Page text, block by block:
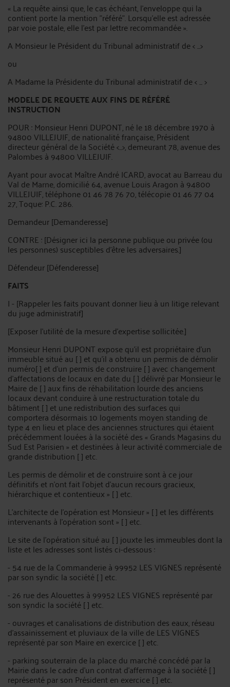
« La requête ainsi que, le cas échéant, l'enveloppe qui la
contient porte la mention "référé". Lorsqu'elle est adressée
par voie postale, elle l'est par lettre recommandée ».
A Monsieur le Président du Tribunal administratif de < ...>
ou
A Madame la Présidente du Tribunal administratif de < ... >
MODELE DE REQUETE AUX FINS DE RÉFÉRÉ
INSTRUCTION
POUR : Monsieur Henri DUPONT, né le 18 décembre 1970 à
94800 VILLEJUIF, de nationalité française, Président
directeur général de la Société <...>, demeurant 78, avenue des
Palombes à 94800 VILLEJUIF.
Ayant pour avocat Maître André ICARD, avocat au Barreau du
Val de Marne, domicilié 64, avenue Louis Aragon à 94800
VILLEJUIF, téléphone 01 46 78 76 70, télécopie 01 46 77 04
27, Toque: P.C. 286.
Demandeur [Demanderesse]
CONTRE : [Désigner ici la personne publique ou privée (ou
les personnes) susceptibles d'être les adversaires.]
Défendeur [Défenderesse]
FAITS
I - [Rappeler les faits pouvant donner lieu à un litige relevant
du juge administratif]
[Exposer l'utilité de la mesure d'expertise sollicitée.]
Monsieur Henri DUPONT expose qu'il est propriétaire d'un
immeuble situé au [ ] et qu'il a obtenu un permis de démolir
numéro[ ] et d'un permis de construire [ ] avec changement
d'affectations de locaux en date du [ ] délivré par Monsieur le
Maire de [ ] aux fins de réhabilitation lourde des anciens
locaux devant conduire à une restructuration totale du
bâtiment [ ] et une redistribution des surfaces qui
comportera désormais 10 logements moyen standing de
type 4 en lieu et place des anciennes structures qui étaient
précédemment louées à la société des « Grands Magasins du
Sud Est Parisien » et destinées à leur activité commerciale de
grande distribution [ ] etc.
Les permis de démolir et de construire sont à ce jour
définitifs et n'ont fait l'objet d'aucun recours gracieux,
hiérarchique et contentieux » [ ] etc.
L'architecte de l'opération est Monsieur » [ ] et les différents
intervenants à l'opération sont » [ ] etc.
Le site de l'opération situé au [ ] jouxte les immeubles dont la
liste et les adresses sont listés ci-dessous :
- 54 rue de la Commanderie à 99952 LES VIGNES représenté
par son syndic la société [ ] etc.
- 26 rue des Alouettes à 99952 LES VIGNES représenté par
son syndic la société [ ] etc.
- ouvrages et canalisations de distribution des eaux, réseau
d'assainissement et pluviaux de la ville de LES VIGNES
représenté par son Maire en exercice [ ] etc.
- parking souterrain de la place du marché concédé par la
Mairie dans le cadre d'un contrat d'affermage à la société [ ]
représenté par son Président en exercice [ ] etc.